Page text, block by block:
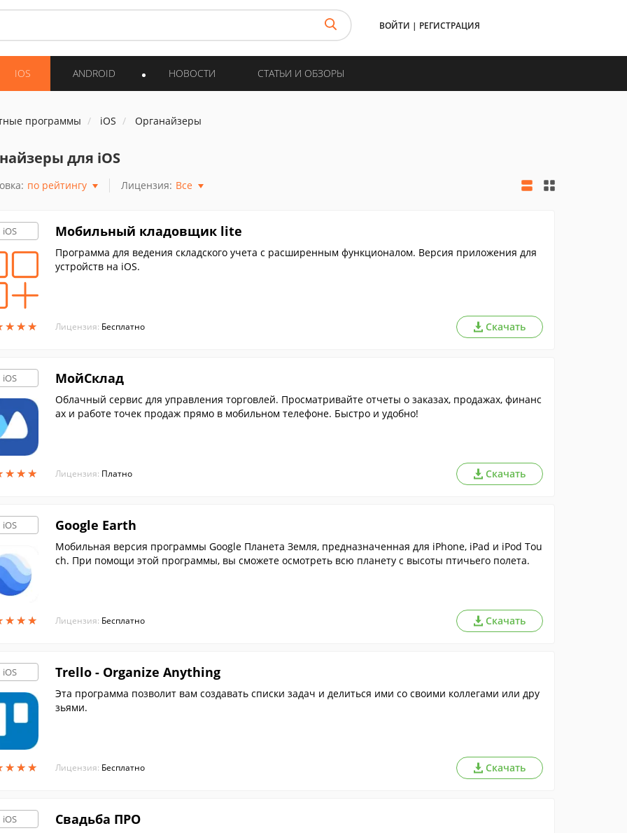
ВОЙТИ | РЕГИСТРАЦИЯ
IOS ANDROID НОВОСТИ СТАТЬИ И ОБЗОРЫ
программы iOS Органайзеры
для iOS
по рейтингу Лицензия: Все
iOS
★★★
★★★
Мобильный кладовщик lite
Программа для ведения складского учета c расширенным функционалом. Версия приложения для
устройств на iOS.
Лицензия: Бесплатно Скачать
iOS
★★★
★★★
МойСклад
Облачный сервис для управления торговлей. Просматривайте отчеты о заказах, продажах, финанс
ах и работе точек продаж прямо в мобильном телефоне. Быстро и удобно!
Лицензия: Платно Скачать
iOS
★★★
★★★
Google Earth
Мобильная версия программы Google Планета Земля, предназначенная для iPhone, iPad и iPod Tou
ch. При помощи этой программы, вы сможете осмотреть всю планету с высоты птичьего полета.
Лицензия: Бесплатно Скачать
iOS
★★★
★★★
Trello - Organize Anything
Эта программа позволит вам создавать списки задач и делиться ими со своими коллегами или дру
зьями.
Лицензия: Бесплатно Скачать
iOS Свадьба ПРО